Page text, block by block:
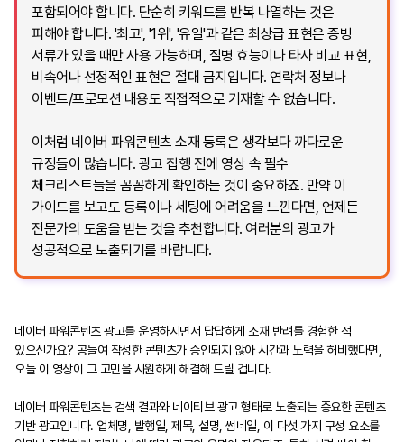
포함되어야 합니다. 단순히 키워드를 반복 나열하는 것은
피해야 합니다. '최고', '1위', '유일'과 같은 최상급 표현은 증빙
서류가 있을 때만 사용 가능하며, 질병 효능이나 타사 비교 표현,
비속어나 선정적인 표현은 절대 금지입니다. 연락처 정보나
이벤트/프로모션 내용도 직접적으로 기재할 수 없습니다.
이처럼 네이버 파워콘텐츠 소재 등록은 생각보다 까다로운
규정들이 많습니다. 광고 집행 전에 영상 속 필수
체크리스트들을 꼼꼼하게 확인하는 것이 중요하죠. 만약 이
가이드를 보고도 등록이나 세팅에 어려움을 느낀다면, 언제든
전문가의 도움을 받는 것을 추천합니다. 여러분의 광고가
성공적으로 노출되기를 바랍니다.
네이버 파워콘텐츠 광고를 운영하시면서 답답하게 소재 반려를 경험한 적
있으신가요? 공들여 작성한 콘텐츠가 승인되지 않아 시간과 노력을 허비했다면,
오늘 이 영상이 그 고민을 시원하게 해결해 드릴 겁니다.
네이버 파워콘텐츠는 검색 결과와 네이티브 광고 형태로 노출되는 중요한 콘텐츠
기반 광고입니다. 업체명, 발행일, 제목, 설명, 썸네일, 이 다섯 가지 구성 요소를